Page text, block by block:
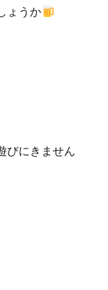
ょうか
びにきません